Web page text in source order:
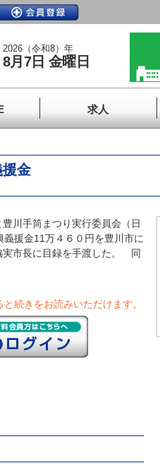
2026（令和8）年
8月7日 金曜日
求人
金
川手筒まつり実行委員会（日
援金11万４６０円を豊川市に
実市長に目録を手渡した。 同
続きをお読みいただけます。